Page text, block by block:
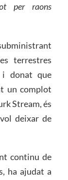
per raons
terrestres
i donat que
un complot
Stream, és
deixar de
continu de
ha ajudat a